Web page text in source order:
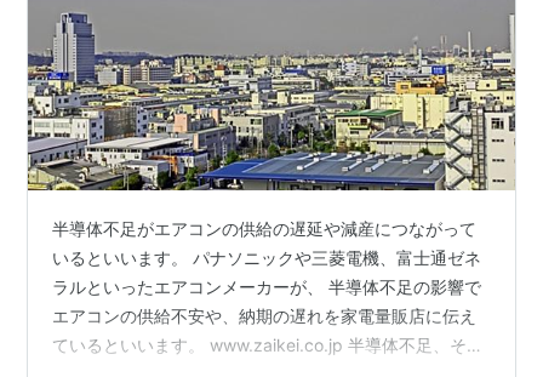
半導体不足がエアコンの供給の遅延や減産につながって
いるといいます。 パナソニックや三菱電機、富士通ゼネ
ラルといったエアコンメーカーが、 半導体不足の影響で
エアコンの供給不安や、納期の遅れを家電量販店に伝え
ているといいます。 www.zaikei.co.jp 半導体不足、その